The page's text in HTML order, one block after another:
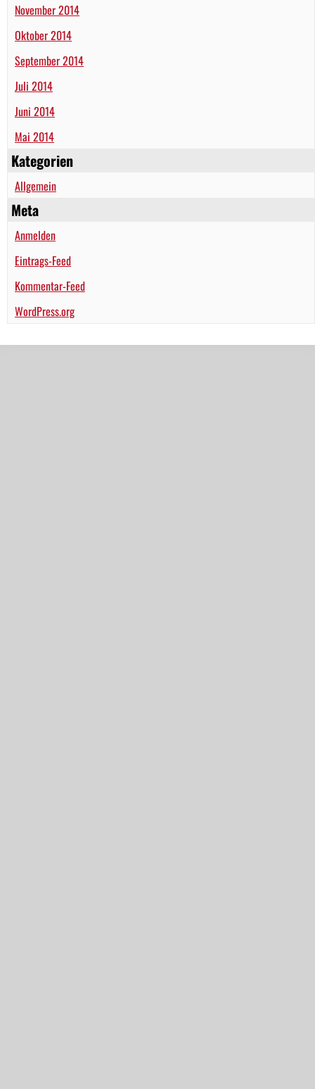
November 2014
Oktober 2014
September 2014
Juli 2014
Juni 2014
Mai 2014
Kategorien
Allgemein
Meta
Anmelden
Eintrags-Feed
Kommentar-Feed
WordPress.org